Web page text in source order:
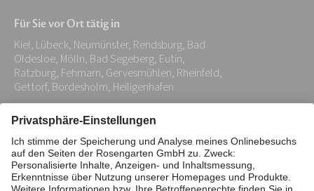
Adresse:
*
Für Sie vor Ort tätig in
Kiel, Lübeck, Neumünster, Rendsburg, Bad
Oldesloe, Mölln, Bad Segeberg, Eutin,
Ratzburg, Fehmarn, Gervesmühlen, Rheinfeld,
Gettorf, Bordesholm, Heiligenhafen
Impressum Datenschutz
Stiftung
Interne Meldestelle
Zahlungsmittel